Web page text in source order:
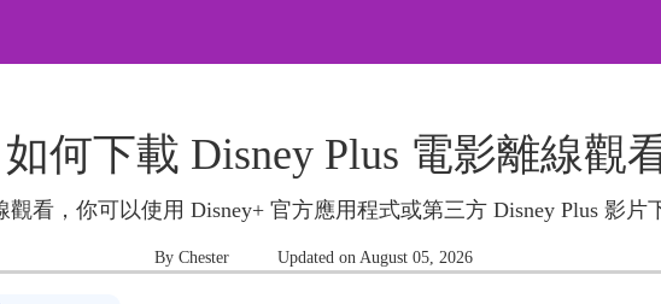
如何下載 Disney Plus 電影離線觀
看，你可以使用 Disney+ 官方應用程式或第三方 Disney Plus 影片
By Chester Updated on August 05, 2026